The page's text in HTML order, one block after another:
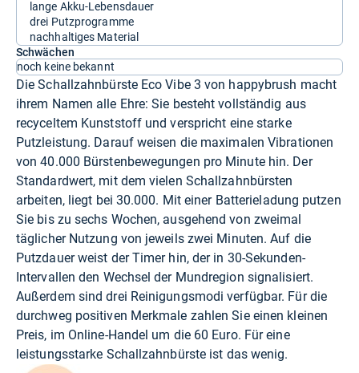
lange Akku-Lebensdauer
drei Putzprogramme
nachhaltiges Material
Schwächen
noch keine bekannt
Die Schallzahnbürste Eco Vibe 3 von happybrush macht
ihrem Namen alle Ehre: Sie besteht vollständig aus
recyceltem Kunststoff und verspricht eine starke
Putzleistung. Darauf weisen die maximalen Vibrationen
von 40.000 Bürstenbewegungen pro Minute hin. Der
Standardwert, mit dem vielen Schallzahnbürsten
arbeiten, liegt bei 30.000. Mit einer Batterieladung putzen
Sie bis zu sechs Wochen, ausgehend von zweimal
täglicher Nutzung von jeweils zwei Minuten. Auf die
Putzdauer weist der Timer hin, der in 30-Sekunden-
Intervallen den Wechsel der Mundregion signalisiert.
Außerdem sind drei Reinigungsmodi verfügbar. Für die
durchweg positiven Merkmale zahlen Sie einen kleinen
Preis, im Online-Handel um die 60 Euro. Für eine
leistungsstarke Schallzahnbürste ist das wenig.